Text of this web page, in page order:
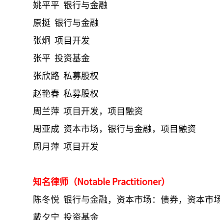
姚平平 银行与金融
原挺 银行与金融
张炯 项目开发
张平 投资基金
张欣路 私募股权
赵艳春 私募股权
周兰萍 项目开发，项目融资
周亚成 资本市场，银行与金融，项目融资
周月萍 项目开发
知名律师（Notable Practitioner）
陈冬悦 银行与金融，资本市场：债券，资本市
戴夕宁 投资基金